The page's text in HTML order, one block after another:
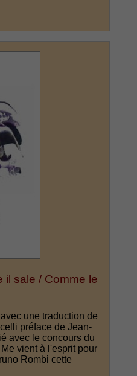
il sale / Comme le
une traduction de
préface de Jean-
avec le concours du
vient à l'esprit pour
Rombi cette